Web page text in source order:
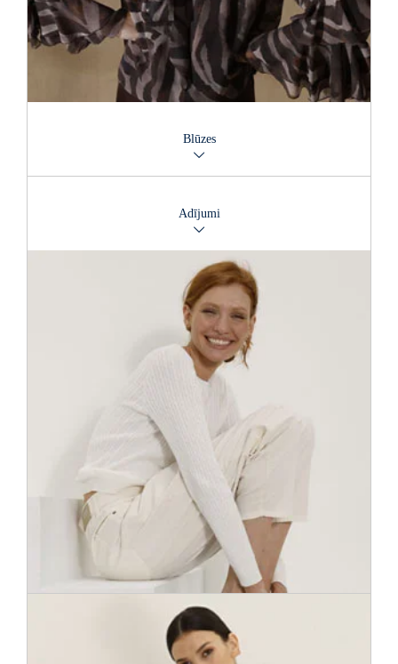
Blūzes
no garderobes pamatlietām, kas sniedz neizmērojamu stilu
daudzveidību. Īpaši silueti un detaļas gādās par to, lai
figūras tipam.
Adījumi
Vilnai – jā! Pūkains, silts un omulīgs – tādam jābūt adījumam,
kurā labi justies. Pārliels kardigans kā virsjaka vai piegulošs
svīteris elegantam stilam – piemērots adījums sniegs gan
komfortu, gan lieliski izskatīsies.